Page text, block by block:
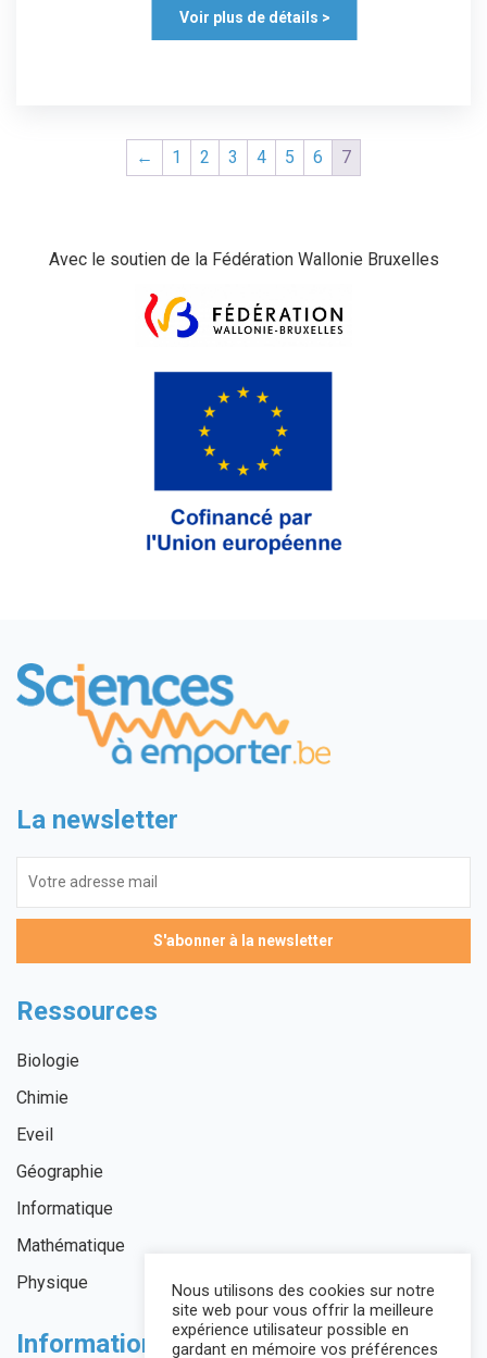
Voir plus de détails >
← 1 2 3 4 5 6 7
Avec le soutien de la Fédération Wallonie Bruxelles
La newsletter
Ressources
Biologie
Chimie
Eveil
Géographie
Informatique
Mathématique
Physique
Informations légales
Nous utilisons des cookies sur notre
site web pour vous offrir la meilleure
expérience utilisateur possible en
gardant en mémoire vos préférences